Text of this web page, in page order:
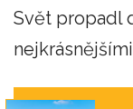
Svět propadl